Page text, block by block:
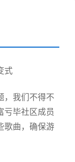
式
，我们不得不
亏毕社区成员
歌曲，确保游